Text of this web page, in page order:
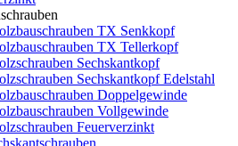
TX Senkkopf
TX Tellerkopf
Sechskantkopf
Sechskantkopf Edelstahl
Doppelgewinde
Vollgewinde
Feuerverzinkt